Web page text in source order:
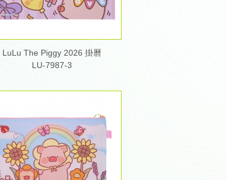
LuLu The Piggy 2026 掛曆
LU-7987-3